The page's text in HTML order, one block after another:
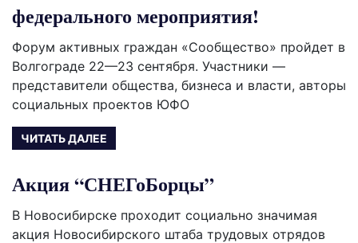
федерального мероприятия!
Форум активных граждан «Сообщество» пройдет в
Волгограде 22—23 сентября. Участники —
представители общества, бизнеса и власти, авторы
социальных проектов ЮФО
ЧИТАТЬ ДАЛЕЕ
Акция “СНЕГоБорцы”
В Новосибирске проходит социально значимая
акция Новосибирского штаба трудовых отрядов